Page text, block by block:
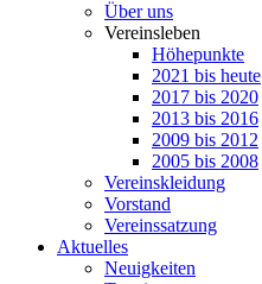
Über uns
Vereinsleben
Höhepunkte
2021 bis heute
2017 bis 2020
2013 bis 2016
2009 bis 2012
2005 bis 2008
Vereinskleidung
Vorstand
Vereinssatzung
Aktuelles
Neuigkeiten